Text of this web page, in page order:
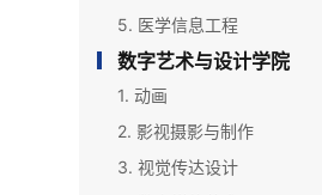
5. 医学信息工程
数字艺术与设计学院
1. 动画
2. 影视摄影与制作
3. 视觉传达设计